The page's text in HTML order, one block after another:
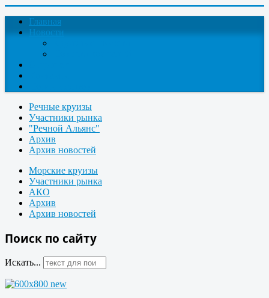
Главная
Новости
Речные круизы
Участники рынка
"Речной Альянс"
Архив
Архив новостей
Морские круизы
Участники рынка
АКО
Архив
Архив новостей
Поиск по сайту
Искать...